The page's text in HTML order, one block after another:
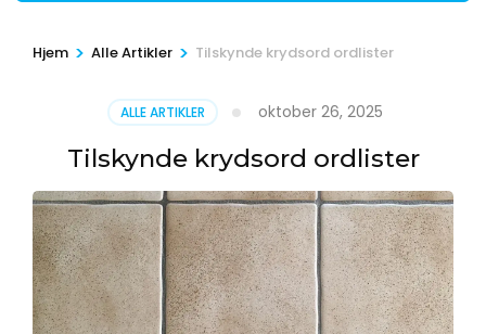
Hjem > Alle Artikler > Tilskynde krydsord ordlister
ALLE ARTIKLER oktober 26, 2025
Tilskynde krydsord ordlister